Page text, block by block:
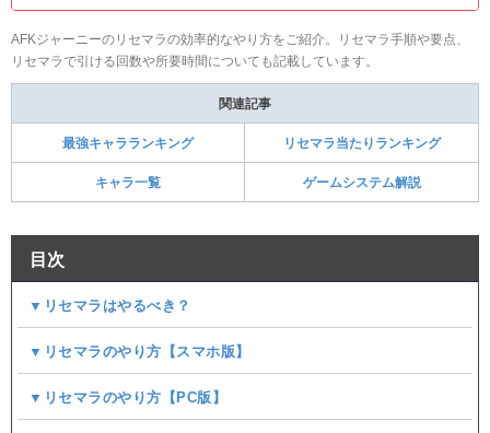
AFKジャーニーのリセマラの効率的なやり方をご紹介。リセマラ手順や要点、
リセマラで引ける回数や所要時間についても記載しています。
関連記事
最強キャラランキング リセマラ当たりランキング
キャラ一覧 ゲームシステム解説
目次
▼リセマラはやるべき？
▼リセマラのやり方【スマホ版】
▼リセマラのやり方【PC版】